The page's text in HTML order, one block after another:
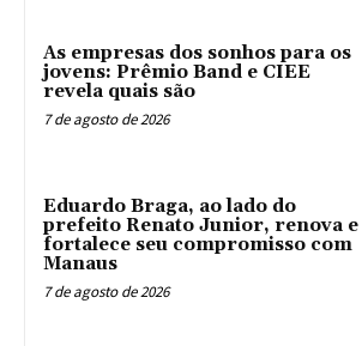
As empresas dos sonhos para os
jovens: Prêmio Band e CIEE
revela quais são
7 de agosto de 2026
Eduardo Braga, ao lado do
prefeito Renato Junior, renova e
fortalece seu compromisso com
Manaus
7 de agosto de 2026